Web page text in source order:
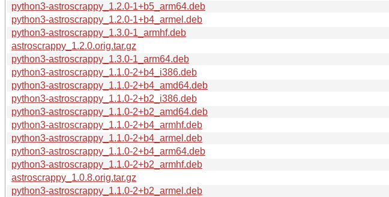
python3-astroscrappy_1.2.0-1+b5_arm64.deb
python3-astroscrappy_1.2.0-1+b4_armel.deb
python3-astroscrappy_1.3.0-1_armhf.deb
astroscrappy_1.2.0.orig.tar.gz
python3-astroscrappy_1.3.0-1_arm64.deb
python3-astroscrappy_1.1.0-2+b4_i386.deb
python3-astroscrappy_1.1.0-2+b4_amd64.deb
python3-astroscrappy_1.1.0-2+b2_i386.deb
python3-astroscrappy_1.1.0-2+b2_amd64.deb
python3-astroscrappy_1.1.0-2+b4_armhf.deb
python3-astroscrappy_1.1.0-2+b4_armel.deb
python3-astroscrappy_1.1.0-2+b4_arm64.deb
python3-astroscrappy_1.1.0-2+b2_armhf.deb
astroscrappy_1.0.8.orig.tar.gz
python3-astroscrappy_1.1.0-2+b2_armel.deb